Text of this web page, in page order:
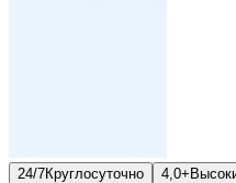
24/7Круглосуточно 4,0+